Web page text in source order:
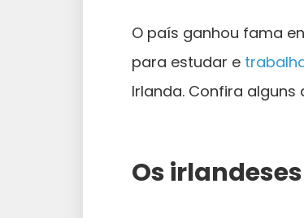
O país ganhou fama
para estudar e
Irlanda. Confira alguns
Os